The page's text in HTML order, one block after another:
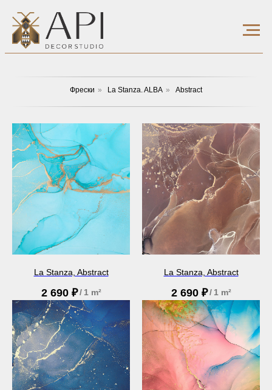
Фрески » La Stanza. ALBA » Abstract
La Stanza, Abstract
2 690 ₽ / 1 m²
La Stanza, Abstract
2 690 ₽ / 1 m²